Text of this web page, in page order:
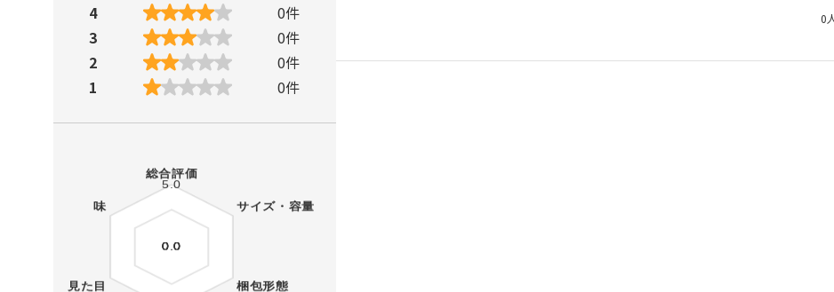
4
0件
3
0件
2
0件
1
0件
0